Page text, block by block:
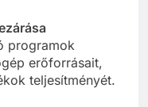
programok
erőforrásait,
teljesítményét.